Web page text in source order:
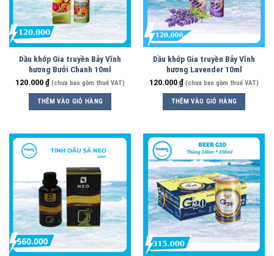
Dầu khớp Gia truyền Bảy Vĩnh
hương Bưởi Chanh 10ml
120.000₫ (chưa bao gồm thuế VAT)
THÊM VÀO GIỎ HÀNG
Dầu khớp Gia truyền Bảy Vĩnh
hương Lavender 10ml
120.000₫ (chưa bao gồm thuế VAT)
THÊM VÀO GIỎ HÀNG